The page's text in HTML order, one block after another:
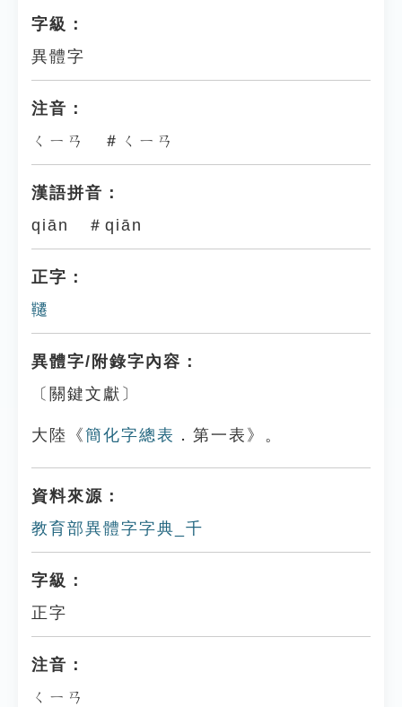
字級：
異體字
注音：
ㄑㄧㄢ ＃ㄑㄧㄢ
漢語拼音：
qiān ＃qiān
正字：
韆
異體字/附錄字內容：
〔關鍵文獻〕
大陸《簡化字總表 ．第一表》。
資料來源：
教育部異體字字典_千
字級：
正字
注音：
ㄑㄧㄢ